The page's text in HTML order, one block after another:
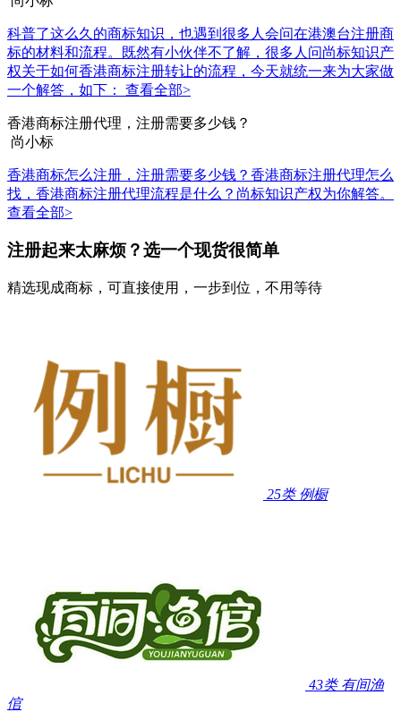
科普了这么久的商标知识，也遇到很多人会问在港澳台注册商
标的材料和流程。既然有小伙伴不了解，很多人问尚标知识产
权关于如何香港商标注册转让的流程，今天就统一来为大家做
一个解答，如下： 查看全部>
香港商标注册代理，注册需要多少钱？
尚小标
香港商标怎么注册，注册需要多少钱？香港商标注册代理怎么
找，香港商标注册代理流程是什么？尚标知识产权为你解答。
查看全部>
注册起来太麻烦？选一个现货很简单
精选现成商标，可直接使用，一步到位，不用等待
25类 例橱
43类 有间渔
倌